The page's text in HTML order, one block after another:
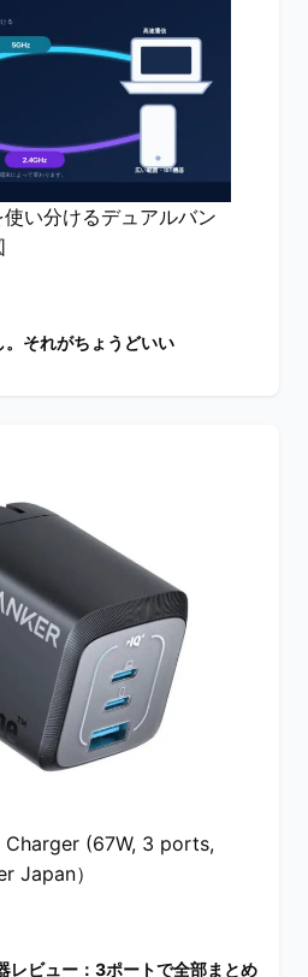
い分けるデュアルバン
それがちょうどいい
Charger (67W, 3 ports,
Japan）
ビュー：3ポートで全部まとめ